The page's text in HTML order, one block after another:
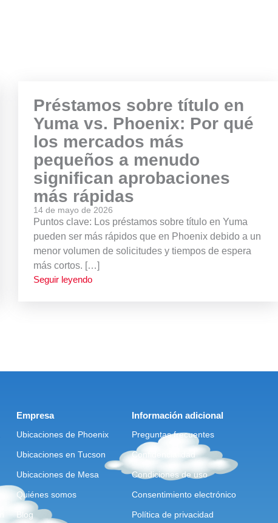
Préstamos sobre título en
Yuma vs. Phoenix: Por qué
los mercados más
pequeños a menudo
significan aprobaciones
más rápidas
14 de mayo de 2026
Puntos clave: Los préstamos sobre título en Yuma
pueden ser más rápidos que en Phoenix debido a un
menor volumen de solicitudes y tiempos de espera
más cortos. […]
Seguir leyendo
Empresa
Ubicaciones de Phoenix
Ubicaciones en Tucson
Ubicaciones de Mesa
Quiénes somos
Blog
Información adicional
Preguntas frecuentes
Confidencialidad
Condiciones de uso
Consentimiento electrónico
Política de privacidad